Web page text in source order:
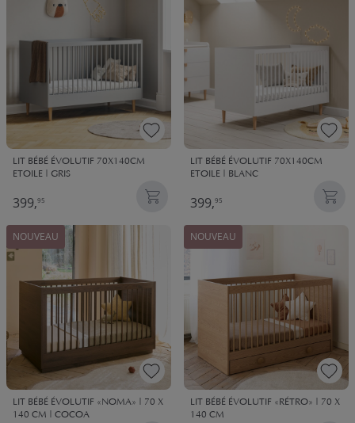
LIT BÉBÉ ÉVOLUTIF 70X140CM
ETOILE | GRIS
399,95
LIT BÉBÉ ÉVOLUTIF 70X140CM
ETOILE | BLANC
399,95
NOUVEAU
LIT BÉBÉ ÉVOLUTIF «NOMA» | 70 X
140 CM | COCOA
NOUVEAU
LIT BÉBÉ ÉVOLUTIF «RÉTRO» | 70 X
140 CM